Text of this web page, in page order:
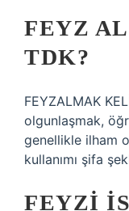
FEYZ
TDK?
FEYZALMAK
olgunlaşmak,
genellikle ilham
kullanımı şifa
FEYZI